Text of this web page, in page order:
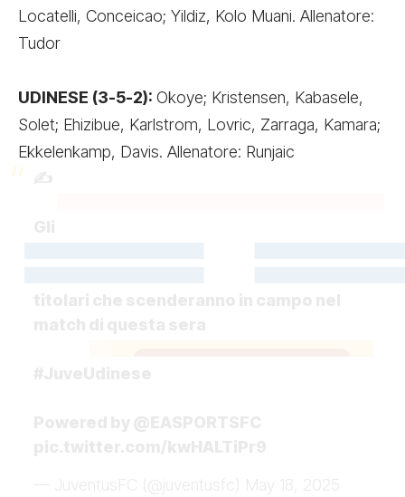
Locatelli, Conceicao; Yildiz, Kolo Muani. Allenatore:
Tudor
UDINESE (3-5-2): Okoye; Kristensen, Kabasele,
Solet; Ehizibue, Karlstrom, Lovric, Zarraga, Kamara;
Ekkelenkamp, Davis. Allenatore: Runjaic